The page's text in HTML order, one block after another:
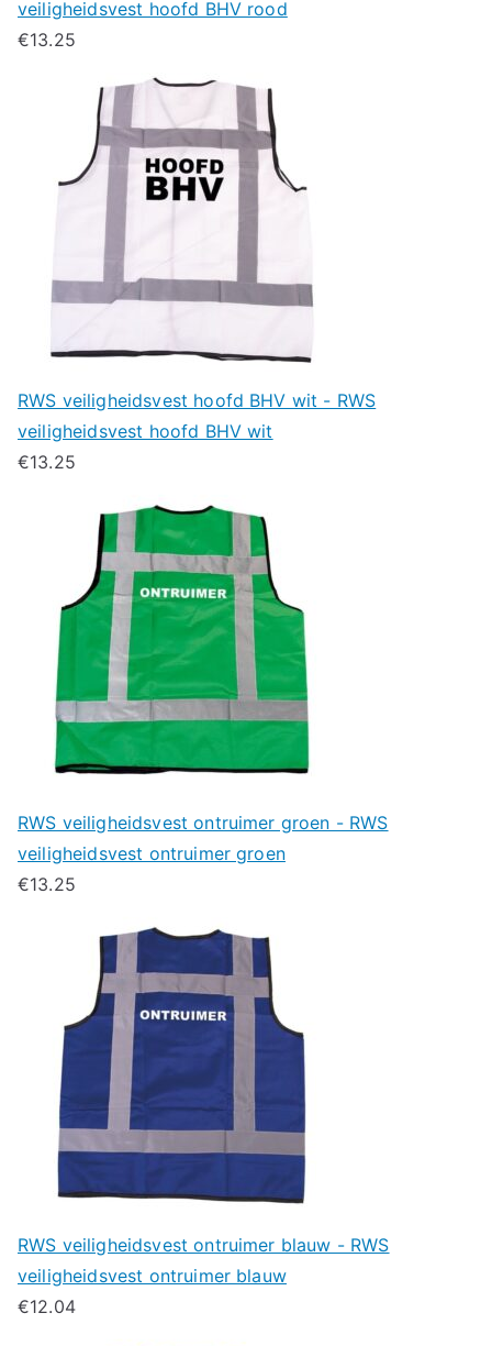
veiligheidsvest hoofd BHV rood
€13.25
RWS veiligheidsvest hoofd BHV wit - RWS
veiligheidsvest hoofd BHV wit
€13.25
RWS veiligheidsvest ontruimer groen - RWS
veiligheidsvest ontruimer groen
€13.25
RWS veiligheidsvest ontruimer blauw - RWS
veiligheidsvest ontruimer blauw
€12.04